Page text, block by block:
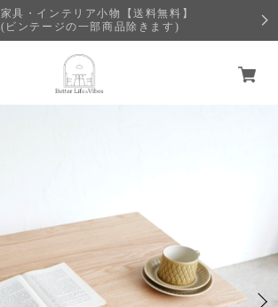
家具・インテリア小物【送料無料】
(ビンテージの一部商品除きます)